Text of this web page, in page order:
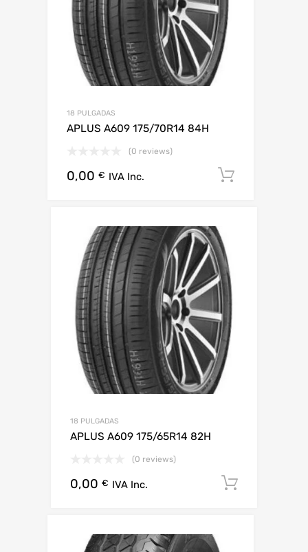
18 PULGADAS
APLUS A609 175/70R14 84H
(0 reviews)
0,00 € IVA Inc.
18 PULGADAS
APLUS A609 175/65R14 82H
(0 reviews)
0,00 € IVA Inc.